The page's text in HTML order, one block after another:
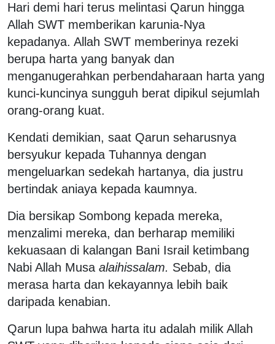
Hari demi hari terus melintasi Qarun hingga
Allah SWT memberikan karunia-Nya
kepadanya. Allah SWT memberinya rezeki
berupa harta yang banyak dan
menganugerahkan perbendaharaan harta yang
kunci-kuncinya sungguh berat dipikul sejumlah
orang-orang kuat.
Kendati demikian, saat Qarun seharusnya
bersyukur kepada Tuhannya dengan
mengeluarkan sedekah hartanya, dia justru
bertindak aniaya kepada kaumnya.
Dia bersikap Sombong kepada mereka,
menzalimi mereka, dan berharap memiliki
kekuasaan di kalangan Bani Israil ketimbang
Nabi Allah Musa alaihissalam. Sebab, dia
merasa harta dan kekayannya lebih baik
daripada kenabian.
Qarun lupa bahwa harta itu adalah milik Allah